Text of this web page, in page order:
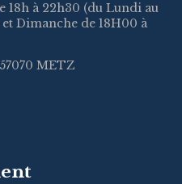
18h à 22h30 (du Lundi au
Dimanche de 18H00 à
METZ